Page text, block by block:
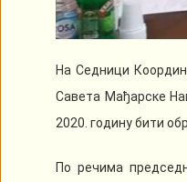
На Седници
Савета Мађарске
2020. годину бити
По речима